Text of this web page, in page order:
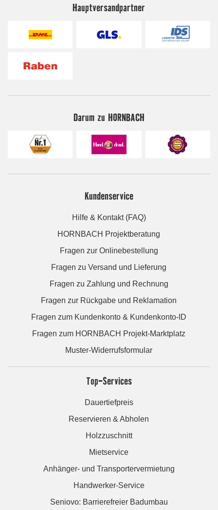
Hauptversandpartner
Darum zu HORNBACH
Kundenservice
Hilfe & Kontakt (FAQ)
HORNBACH Projektberatung
Fragen zur Onlinebestellung
Fragen zu Versand und Lieferung
Fragen zu Zahlung und Rechnung
Fragen zur Rückgabe und Reklamation
Fragen zum Kundenkonto & Kundenkonto-ID
Fragen zum HORNBACH Projekt-Marktplatz
Muster-Widerrufsformular
Top-Services
Dauertiefpreis
Reservieren & Abholen
Holzzuschnitt
Mietservice
Anhänger- und Transportervermietung
Handwerker-Service
Seniovo: Barrierefreier Badumbau